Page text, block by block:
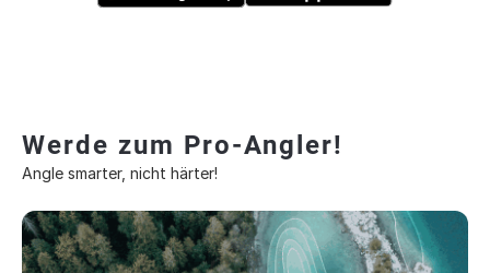
Werde zum Pro-Angler!
Angle smarter, nicht härter!